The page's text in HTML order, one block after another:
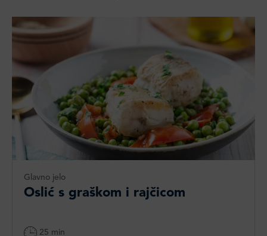
Glavno jelo
Oslić s graškom i rajčicom
25 min